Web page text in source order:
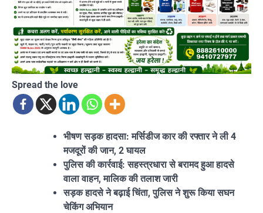
Spread the love
भीषण सड़क हादसा: मर्सिडीज कार की रफ्तार ने ली 4
मजदूरों की जान, 2 घायल
पुलिस की कार्रवाई: सहस्त्रधारा से बरामद हुआ हादसे
वाला वाहन, मालिक की तलाश जारी
सड़क हादसे ने बढ़ाई चिंता, पुलिस ने शुरू किया सघन
चेकिंग अभियान